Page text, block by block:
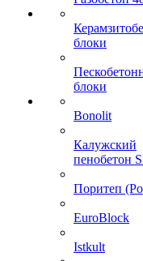
блоки
блоки
Bonolit
Калужский
пенобетон
Поритеп
EuroBlock
Istkult